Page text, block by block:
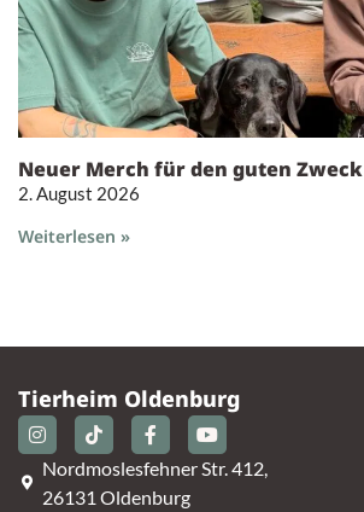
Neuer Merch für den guten Zweck
2. August 2026
Weiterlesen »
Tierheim Oldenburg
Nordmoslesfehner Str. 412,
26131 Oldenburg